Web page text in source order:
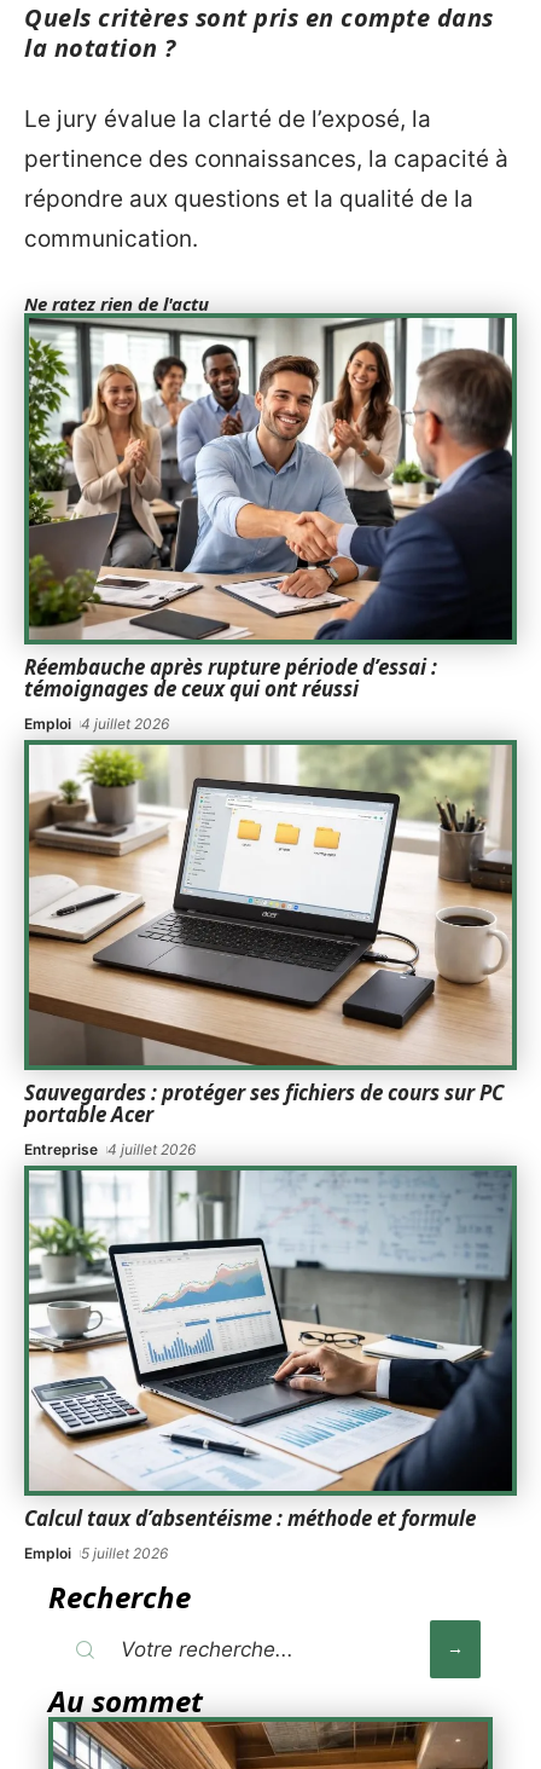
Quels critères sont pris en compte dans
la notation ?
Le jury évalue la clarté de l’exposé, la
pertinence des connaissances, la capacité à
répondre aux questions et la qualité de la
communication.
Ne ratez rien de l'actu
Réembauche après rupture période d’essai :
témoignages de ceux qui ont réussi
Emploi 4 juillet 2026
Sauvegardes : protéger ses fichiers de cours sur PC
portable Acer
Entreprise 4 juillet 2026
Calcul taux d’absentéisme : méthode et formule
Emploi 5 juillet 2026
Recherche
Au sommet